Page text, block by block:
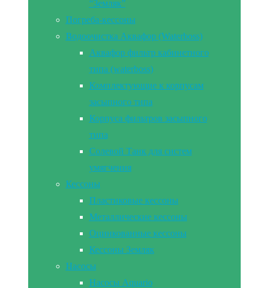
“Земляк”
Погреба-кессоны
Водоочистка Аквафор (Waterboss)
Аквафор фильтр кабинетного
типа (waterboss)
Комплектующие к корпусам
засыпного типа
Корпуса фильтров засыпного
типа
Солевой Танк для систем
умягчения
Кессоны
Пластиковые кессоны
Металлические кессоны
Оцинкованные кессоны
Кессоны Земляк
Насосы
Насосы Aquario